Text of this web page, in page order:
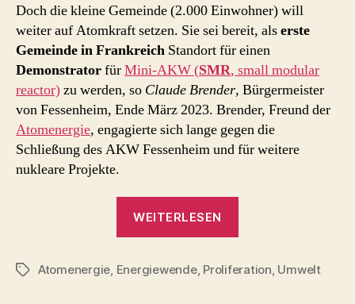
Doch die kleine Gemeinde (2.000 Einwohner) will
weiter auf Atomkraft setzen. Sie sei bereit, alserste
Gemeinde in Frankreich Standort für einen
DemonstratorfürMini-AKW (SMR, small modular
reactor)zu werden, so Claude Brender, Bürgermeister
von Fessenheim, Ende März 2023. Brender, Freund der
Atomenergie, engagierte sich lange gegen die
Schließung des AKW Fessenheim und für weitere
nukleare Projekte.
WEITERLESEN
Fessenheim?
Schlagwörter
Atomenergie, Energiewende, Proliferation, Umwelt